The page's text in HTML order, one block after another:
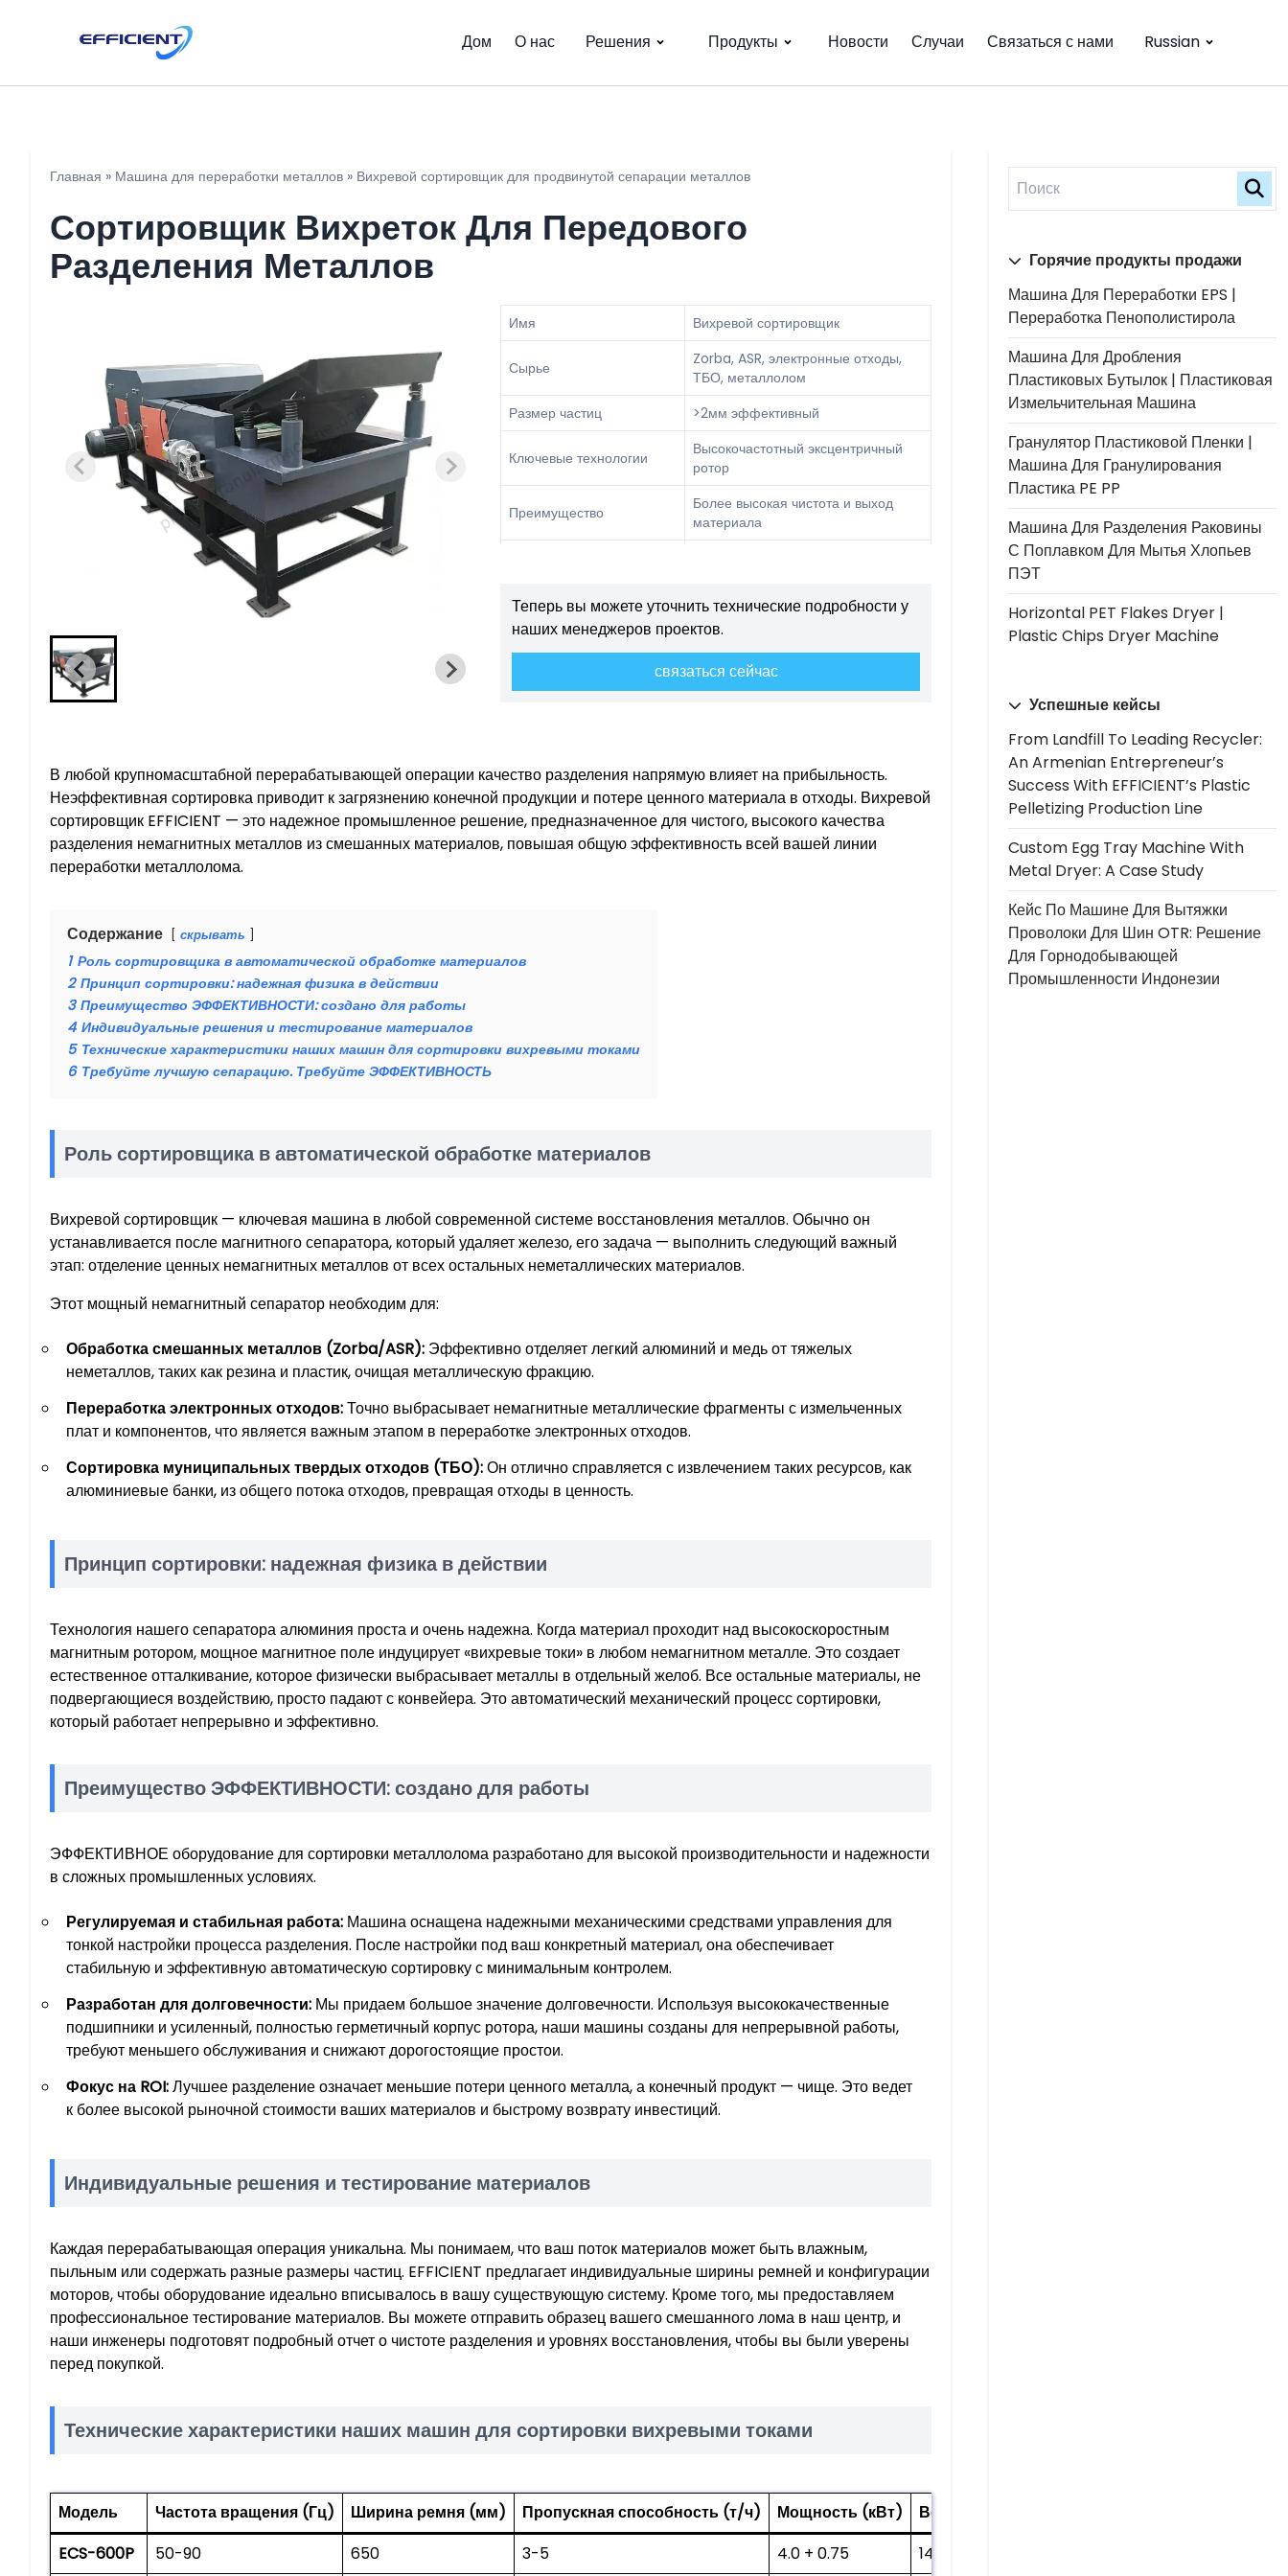
Дом О нас Решения Продукты Новости Случаи Связаться с нами Russian
Главная » Машина для переработки металлов » Вихревой сортировщик для продвинутой сепарации металлов
Сортировщик Вихреток Для Передового
Разделения Металлов
Имя Вихревой сортировщик
Сырье
Zorba, ASR, электронные отходы,
ТБО, металлолом
Размер частиц
>2мм эффективный
Ключевые технологии
Высокочастотный эксцентричный
ротор
Преимущество
Более высокая чистота и выход
материала
Теперь вы можете уточнить технические подробности у
наших менеджеров проектов.
связаться сейчас
В любой крупномасштабной перерабатывающей операции качество разделения напрямую влияет на прибыльность.
Неэффективная сортировка приводит к загрязнению конечной продукции и потере ценного материала в отходы. Вихревой
сортировщик EFFICIENT — это надежное промышленное решение, предназначенное для чистого, высокого качества
разделения немагнитных металлов из смешанных материалов, повышая общую эффективность всей вашей линии
переработки металлолома.
Содержание скрывать
1 Роль сортировщика в автоматической обработке материалов
2 Принцип сортировки: надежная физика в действии
3 Преимущество ЭФФЕКТИВНОСТИ: создано для работы
4 Индивидуальные решения и тестирование материалов
5 Технические характеристики наших машин для сортировки вихревыми токами
6 Требуйте лучшую сепарацию. Требуйте ЭФФЕКТИВНОСТЬ
Роль сортировщика в автоматической обработке материалов
Вихревой сортировщик — ключевая машина в любой современной системе восстановления металлов. Обычно он
устанавливается после магнитного сепаратора, который удаляет железо, его задача — выполнить следующий важный
этап: отделение ценных немагнитных металлов от всех остальных неметаллических материалов.
Этот мощный немагнитный сепаратор необходим для:
Обработка смешанных металлов (Zorba/ASR): Эффективно отделяет легкий алюминий и медь от тяжелых
неметаллов, таких как резина и пластик, очищая металлическую фракцию.
Переработка электронных отходов:Точно выбрасывает немагнитные металлические фрагменты с измельченных
плат и компонентов, что является важным этапом в переработке электронных отходов.
Сортировка муниципальных твердых отходов (ТБО):Он отлично справляется с извлечением таких ресурсов, как
алюминиевые банки, из общего потока отходов, превращая отходы в ценность.
Принцип сортировки: надежная физика в действии
Технология нашего сепаратора алюминия проста и очень надежна. Когда материал проходит над высокоскоростным
магнитным ротором, мощное магнитное поле индуцирует «вихревые токи» в любом немагнитном металле. Это создает
естественное отталкивание, которое физически выбрасывает металлы в отдельный желоб. Все остальные материалы, не
подвергающиеся воздействию, просто падают с конвейера. Это автоматический механический процесс сортировки,
который работает непрерывно и эффективно.
Преимущество ЭФФЕКТИВНОСТИ: создано для работы
ЭФФЕКТИВНОЕ оборудование для сортировки металлолома разработано для высокой производительности и надежности
в сложных промышленных условиях.
Регулируемая и стабильная работа: Машина оснащена надежными механическими средствами управления для
тонкой настройки процесса разделения. После настройки под ваш конкретный материал, она обеспечивает
стабильную и эффективную автоматическую сортировку с минимальным контролем.
Разработан для долговечности: Мы придаем большое значение долговечности. Используя высококачественные
подшипники и усиленный, полностью герметичный корпус ротора, наши машины созданы для непрерывной работы,
требуют меньшего обслуживания и снижают дорогостоящие простои.
Фокус на ROI:Лучшее разделение означает меньшие потери ценного металла, а конечный продукт — чище. Это ведет
к более высокой рыночной стоимости ваших материалов и быстрому возврату инвестиций.
Индивидуальные решения и тестирование материалов
Каждая перерабатывающая операция уникальна. Мы понимаем, что ваш поток материалов может быть влажным,
пыльным или содержать разные размеры частиц. EFFICIENT предлагает индивидуальные ширины ремней и конфигурации
моторов, чтобы оборудование идеально вписывалось в вашу существующую систему. Кроме того, мы предоставляем
профессиональное тестирование материалов. Вы можете отправить образец вашего смешанного лома в наш центр, и
наши инженеры подготовят подробный отчет о чистоте разделения и уровнях восстановления, чтобы вы были уверены
перед покупкой.
Технические характеристики наших машин для сортировки вихревыми токами
Модель Частота вращения (Гц) Ширина ремня (мм) Пропускная способность (т/ч) Мощность (кВт) Вес (кг)
ECS-600P
50-90 650 3-5 4.0 + 0.75 1450
Горячие продукты продажи
Машина Для Переработки EPS |
Переработка Пенополистирола
Машина Для Дробления
Пластиковых Бутылок | Пластиковая
Измельчительная Машина
Гранулятор Пластиковой Пленки |
Машина Для Гранулирования
Пластика PE PP
Машина Для Разделения Раковины
С Поплавком Для Мытья Хлопьев
ПЭТ
Horizontal PET Flakes Dryer |
Plastic Chips Dryer Machine
Успешные кейсы
From Landfill To Leading Recycler:
An Armenian Entrepreneur’s
Success With EFFICIENT’s Plastic
Pelletizing Production Line
Custom Egg Tray Machine With
Metal Dryer: A Case Study
Кейс По Машине Для Вытяжки
Проволоки Для Шин OTR: Решение
Для Горнодобывающей
Промышленности Индонезии